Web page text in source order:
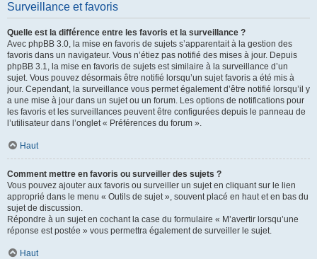
Surveillance et favoris
Quelle est la différence entre les favoris et la surveillance ?
Avec phpBB 3.0, la mise en favoris de sujets s’apparentait à la gestion des
favoris dans un navigateur. Vous n’étiez pas notifié des mises à jour. Depuis
phpBB 3.1, la mise en favoris de sujets est similaire à la surveillance d’un
sujet. Vous pouvez désormais être notifié lorsqu’un sujet favoris a été mis à
jour. Cependant, la surveillance vous permet également d’être notifié lorsqu’il y
a une mise à jour dans un sujet ou un forum. Les options de notifications pour
les favoris et les surveillances peuvent être configurées depuis le panneau de
l’utilisateur dans l’onglet « Préférences du forum ».
Haut
Comment mettre en favoris ou surveiller des sujets ?
Vous pouvez ajouter aux favoris ou surveiller un sujet en cliquant sur le lien
approprié dans le menu « Outils de sujet », souvent placé en haut et en bas du
sujet de discussion.
Répondre à un sujet en cochant la case du formulaire « M’avertir lorsqu’une
réponse est postée » vous permettra également de surveiller le sujet.
Haut